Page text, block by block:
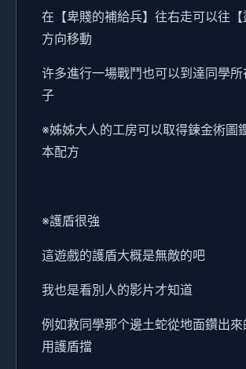
在【卑賤的補給兵】往右走可以往
方向移動
许多進行一場戰鬥也可以到達同學
子
※姊姊大人的工房可以取得鍊金術圖
本配方
※護盾很強
這遊戲的護盾大概是無敵的吧
我也是看別人的影片才知道
例如救同學那个邊土蛇從地面鑽出
用護盾擋